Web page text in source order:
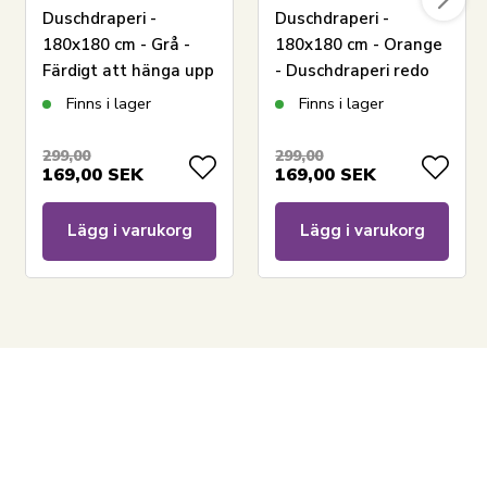
LÄGG I VARUKORGEN
Duschdraperi -
180x180 cm - Grå -
Färdigt att hänga upp
Finns i lager
299,00
169,00 SEK
Lägg i varukorg
Duschdraperi -
180x180 cm - Orange
- Duschdraperi redo
att hänga
Finns i lager
299,00
169,00 SEK
Lägg i varukorg